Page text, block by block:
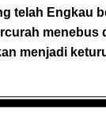
telah Engkau
menebus
menjadi